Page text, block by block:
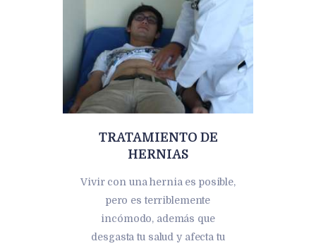
TRATAMIENTO DE
HERNIAS
Vivir con una hernia es posible,
pero es terriblemente
incómodo, además que
desgasta tu salud y afecta tu